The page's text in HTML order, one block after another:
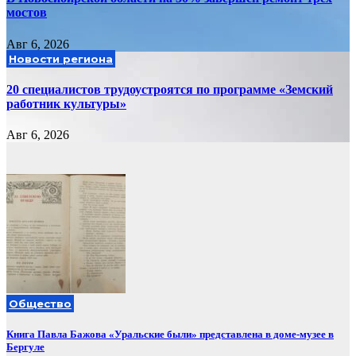
мостов
Авг 6, 2026
Новости региона
20 специалистов трудоустроятся по программе «Земский
работник культуры»
Авг 6, 2026
Общество
Книга Павла Бажова «Уральские были» представлена в доме-музее в
Бергуле